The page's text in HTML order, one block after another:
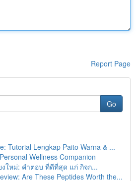
Report Page
Go
Tutorial Lengkap Paito Warna & ...
Wellness Companion
ใหม่: คำตอบ ที่ดีที่สุด แก่ กิจก...
Are These Peptides Worth the...